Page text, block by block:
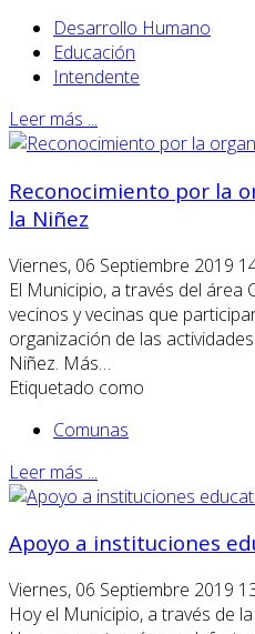
Desarrollo Humano
Educación
Intendente
Leer más ...
Reconocimiento por la
la Niñez
Viernes, 06 Septiembre 2019
El Municipio, a través del área
vecinos y vecinas que
organización de las
Niñez. Más…
Etiquetado como
Comunas
Leer más ...
Apoyo a instituciones
Viernes, 06 Septiembre 2019
Hoy el Municipio, a través de